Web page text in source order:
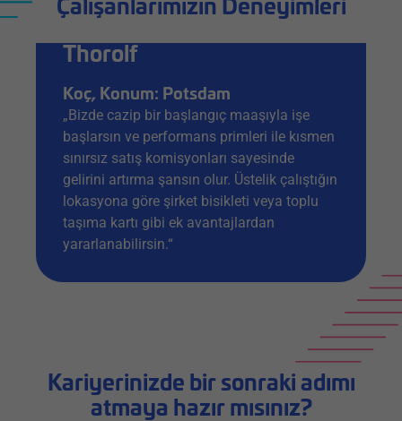
Çalışanlarımızın Deneyimleri
Thorolf
Koç, Konum: Potsdam
„Bizde cazip bir başlangıç maaşıyla işe
başlarsın ve performans primleri ile kısmen
sınırsız satış komisyonları sayesinde
gelirini artırma şansın olur. Üstelik çalıştığın
lokasyona göre şirket bisikleti veya toplu
taşıma kartı gibi ek avantajlardan
yararlanabilirsin.“
Kariyerinizde bir sonraki adımı
atmaya hazır mısınız?